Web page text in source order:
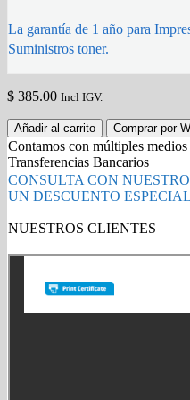
La garantía de 1 año para
Suministros toner.
$ 385.00 Incl IGV.
FUSOR
XEROX
115R00115
PARA
VERSALINK
Series
B70XX
y
C70XX
quantity
Añadir al carrito Comprar por
Contamos con múltiples
Transferencias Bancarios
CONSULTA CON
UN DESCUENTO ESPECIAL
NUESTROS CLIENTES